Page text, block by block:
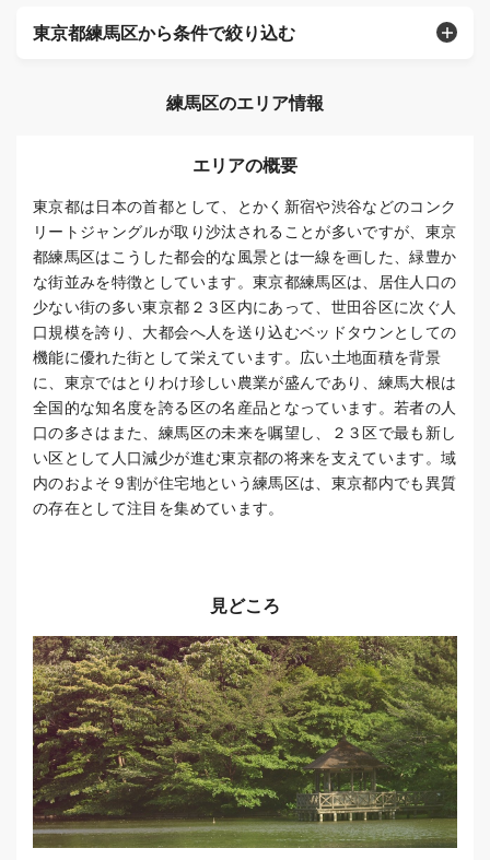
東京都練馬区から条件で絞り込む
練馬区のエリア情報
エリアの概要
東京都は日本の首都として、とかく新宿や渋谷などのコンク
リートジャングルが取り沙汰されることが多いですが、東京
都練馬区はこうした都会的な風景とは一線を画した、緑豊か
な街並みを特徴としています。東京都練馬区は、居住人口の
少ない街の多い東京都２３区内にあって、世田谷区に次ぐ人
口規模を誇り、大都会へ人を送り込むベッドタウンとしての
機能に優れた街として栄えています。広い土地面積を背景
に、東京ではとりわけ珍しい農業が盛んであり、練馬大根は
全国的な知名度を誇る区の名産品となっています。若者の人
口の多さはまた、練馬区の未来を嘱望し、２３区で最も新し
い区として人口減少が進む東京都の将来を支えています。域
内のおよそ９割が住宅地という練馬区は、東京都内でも異質
の存在として注目を集めています。
見どころ